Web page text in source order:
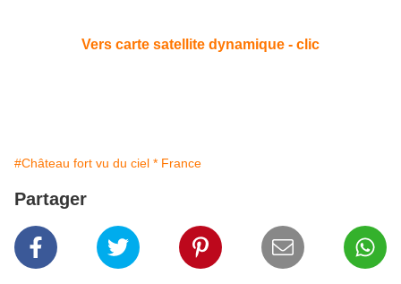
Vers carte satellite dynamique - clic
#Château fort vu du ciel * France
Partager